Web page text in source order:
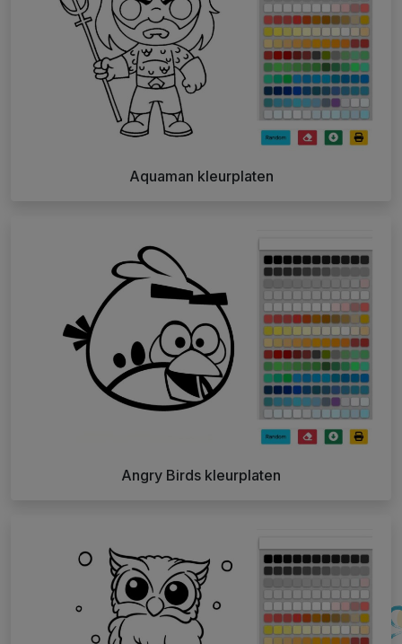
Aquaman kleurplaten
Angry Birds kleurplaten